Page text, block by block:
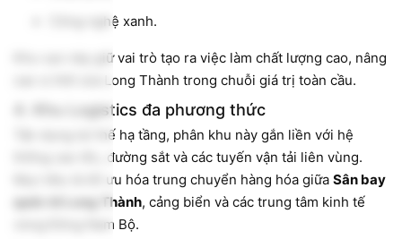
Công nghệ xanh.
Khu vực này giữ vai trò tạo ra việc làm chất lượng cao, nâng
cao vị thế của Long Thành trong chuỗi giá trị toàn cầu.
4. Khu Logistics đa phương thức
Tận dụng lợi thế hạ tầng, phân khu này gắn liền với hệ
thống cao tốc, đường sắt và các tuyến vận tải liên vùng.
Mục tiêu là tối ưu hóa trung chuyển hàng hóa giữa Sân bay
quốc tế Long Thành, cảng biển và các trung tâm kinh tế
vùng Đông Nam Bộ.